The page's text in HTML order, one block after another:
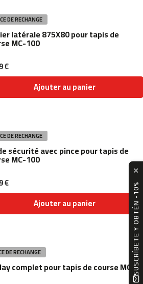
DE RECHANGE
latérale 875X80 pour tapis de
MC-100
€
Ajouter au panier
DE RECHANGE
sécurité avec pince pour tapis de
MC-100
€
Ajouter au panier
DE RECHANGE
complet pour tapis de course MC-
✕
SUSCRÍBETE Y OBTÉN -10%